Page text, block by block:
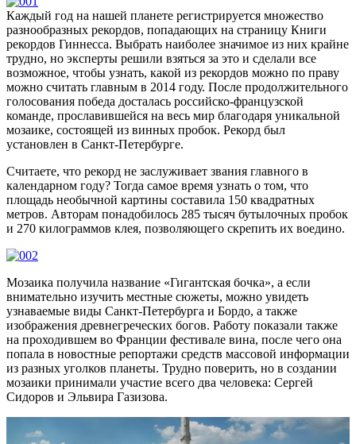
Каждый год на нашей планете регистрируется множество
разнообразных рекордов, попадающих на страницу Книги
рекордов Гиннесса. Выбрать наиболее значимое из них крайне
трудно, но эксперты решили взяться за это и сделали все
возможное, чтобы узнать, какой из рекордов можно по праву
можно считать главным в 2014 году. После продолжительного
голосования победа досталась российско-французской
команде, прославившейся на весь мир благодаря уникальной
мозаике, состоящей из винных пробок. Рекорд был
установлен в Санкт-Петербурге.
Считаете, что рекорд не заслуживает звания главного в
календарном году? Тогда самое время узнать о том, что
площадь необычной картины составила 150 квадратных
метров. Авторам понадобилось 285 тысяч бутылочных пробок
и 270 килограммов клея, позволяющего скрепить их воедино.
Мозаика получила название «Гигантская бочка», а если
внимательно изучить местные сюжеты, можно увидеть
узнаваемые виды Санкт-Петербурга и Бордо, а также
изображения древнегреческих богов. Работу показали также
на проходившем во Франции фестивале вина, после чего она
попала в новостные репортажи средств массовой информации
из разных уголков планеты. Трудно поверить, но в создании
мозаики принимали участие всего два человека: Сергей
Сидоров и Эльвира Газизова.